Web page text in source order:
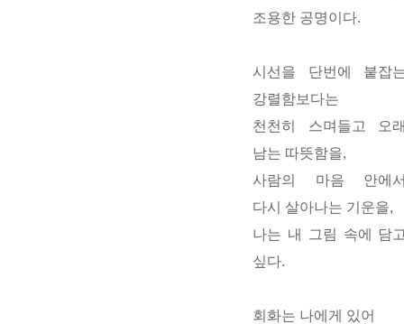
조용한 공명이다.
시선을 단번에 붙잡
강렬함보다는
천천히 스며들고 오
남는 따뜻함을,
사람의 마음 안에
다시 살아나는 기운을,
나는 내 그림 속에 담
싶다.
회화는 나에게 있어